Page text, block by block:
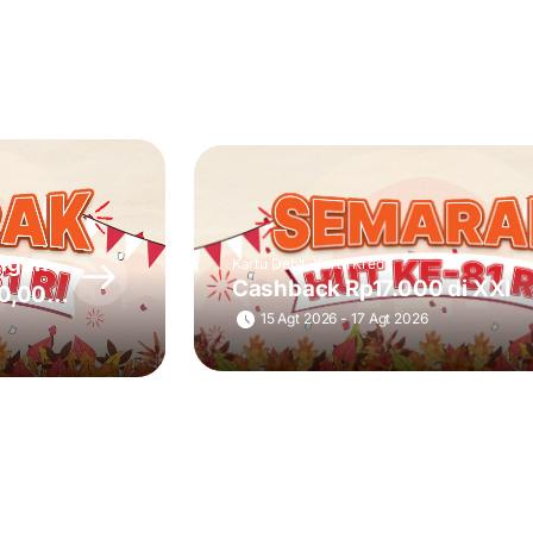
Kartu Debit, Kartu Kredit
Cashback Rp17.000 di XXI
15 Agt 2026 - 17 Agt 2026